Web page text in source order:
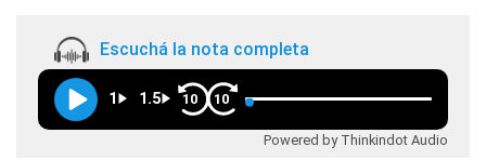
Escuchá la nota completa
1 1.5 10 10
Powered by Thinkindot Audio